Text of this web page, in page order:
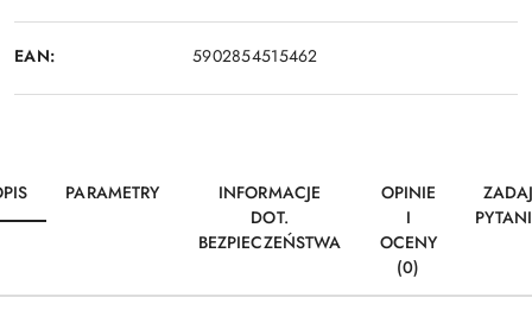
EAN: 5902854515462
PARAMETRY
INFORMACJE
DOT.
BEZPIECZEŃSTWA
OPINIE
I
OCENY
(0)